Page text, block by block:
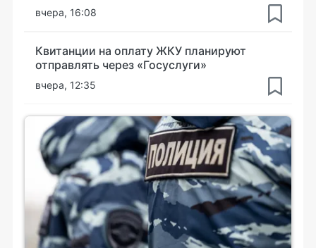
вчера, 16:08
Квитанции на оплату ЖКУ планируют
отправлять через «Госуслуги»
вчера, 12:35